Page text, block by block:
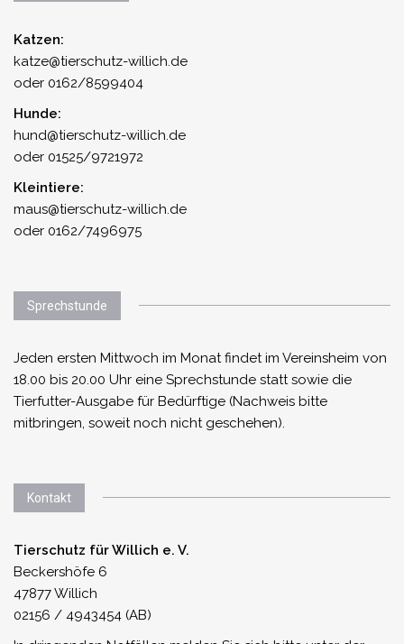
Katzen:
katze@tierschutz-willich.de
oder 0162/8599404
Hunde:
hund@tierschutz-willich.de
oder 01525/9721972
Kleintiere:
maus@tierschutz-willich.de
oder 0162/7496975
Sprechstunde
Jeden ersten Mittwoch im Monat findet im Vereinsheim von
18.00 bis 20.00 Uhr eine Sprechstunde statt sowie die
Tierfutter-Ausgabe für Bedürftige (Nachweis bitte
mitbringen, soweit noch nicht geschehen).
Kontakt
Tierschutz für Willich e. V.
Beckershöfe 6
47877 Willich
02156 / 4943454 (AB)